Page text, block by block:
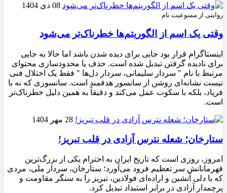
08 دی 1404
روایتی از ممنوعیت نام
وقتی یک اسم از الگوریتم‌ها خطرناک‌تر می‌شود
اینستاگرام قرار بود جایی برای دیده شدن باشد اما حالا به جایی
برای نادیده گرفتن تبدیل شده است. حذف یا محدودسازی محتوای
مرتبط با نام " سردار سلیمانی، سردار دل‌ها " فقط یک اختلال فنی
نیست نشانه‌ای روشن از سانسور هدفمند است. سانسوری که نه با
فریاد، بلکه با سکوت عمل می‌کند و دقیقاً به همین دلیل خطرناک‌تر
است.
28 مهر 1404
ستارخان؛ شعله نترس آزادی در قلب تبریز!
امروز، روزی است که تاریخ ایران به احترام یکی از بزرگ‌ترین
قهرمانانش سر تعظیم فرود می‌آورد؛ ستارخان، سردار ملی، مردی
که با دلی آتشین و اراده‌ای فولادین، تبریز را به سنگر مقاومت و
پرچمدار آزادی در برابر استبداد تبدیل کرد.